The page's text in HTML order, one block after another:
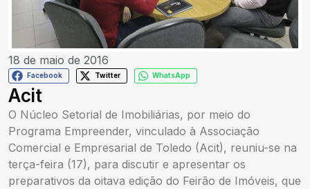
18 de maio de 2016
Facebook Twitter WhatsApp
Acit
O Núcleo Setorial de Imobiliárias, por meio do
Programa Empreender, vinculado à Associação
Comercial e Empresarial de Toledo (Acit), reuniu-se na
terça-feira (17), para discutir e apresentar os
preparativos da oitava edição do Feirão de Imóveis, que